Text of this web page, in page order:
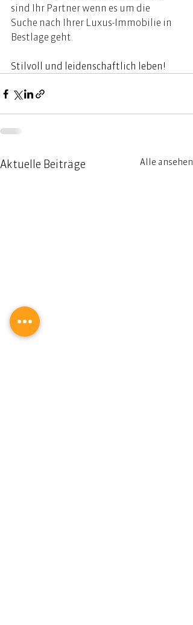
sind Ihr Partner wenn es um die
Suche nach Ihrer Luxus-Immobilie in
Bestlage geht.
Stilvoll und leidenschaftlich leben!
Aktuelle Beiträge Alle ansehen